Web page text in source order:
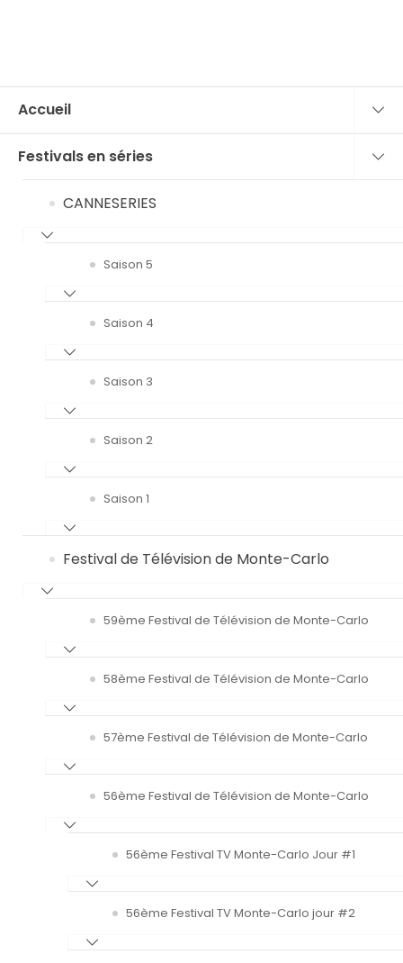
Accueil
Festivals en séries
CANNESERIES
Saison 5
Saison 4
Saison 3
Saison 2
Saison 1
Festival de Télévision de Monte-Carlo
59ème Festival de Télévision de Monte-Carlo
58ème Festival de Télévision de Monte-Carlo
57ème Festival de Télévision de Monte-Carlo
56ème Festival de Télévision de Monte-Carlo
56ème Festival TV Monte-Carlo Jour #1
56ème Festival TV Monte-Carlo jour #2